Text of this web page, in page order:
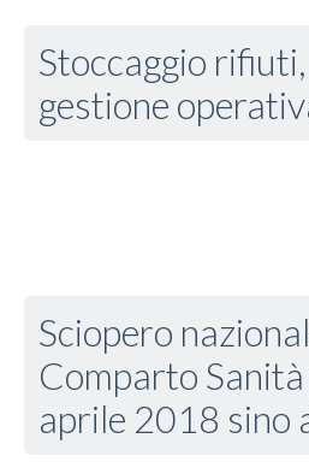
Stoccaggio
gestione
Sciopero
Comparto
aprile 2018 sino